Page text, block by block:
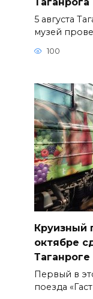
5 августа
музей
100
Круизный
октябре
Таганроге
Первый в
поезда